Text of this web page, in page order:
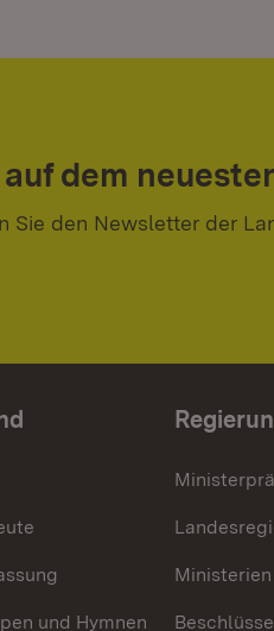
dem
Sie den Newsletter der
und Hymnen
Ministerien